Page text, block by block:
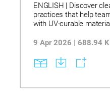
ENGLISH | Discover
practices that help
with UV‑curable
workflows that use
methods to support
part quality. See how
operations, less waste,
9 Apr 2026 | 688.94